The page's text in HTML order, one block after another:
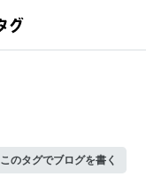
このタグでブログを書く